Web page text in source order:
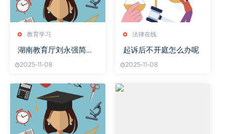
教育学习
湖南教育厅刘永强简历
2025-11-08
法律在线
起诉后不开庭怎么办呢
2025-11-08